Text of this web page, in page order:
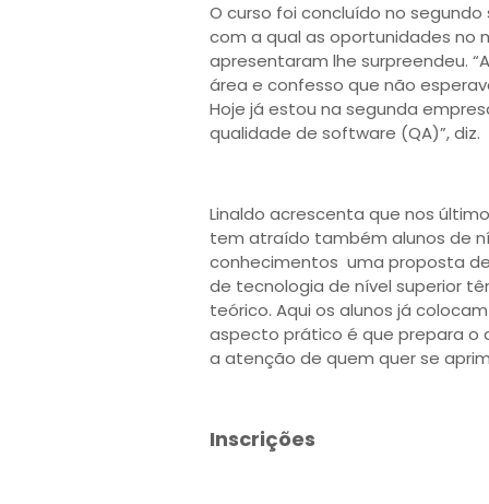
O curso foi concluído no
com a qual as oportunidades no
apresentaram lhe surpreendeu.
área e confesso que não
Hoje já estou na segunda
qualidade de software (QA)”, diz.
Linaldo acrescenta que nos
tem atraído também alunos de
conhecimentos uma proposta de
de tecnologia de nível superior
teórico. Aqui os alunos já
aspecto prático é que prepara o
a atenção de quem quer se
Inscrições